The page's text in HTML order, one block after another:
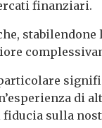
finanziari.
di
sulla